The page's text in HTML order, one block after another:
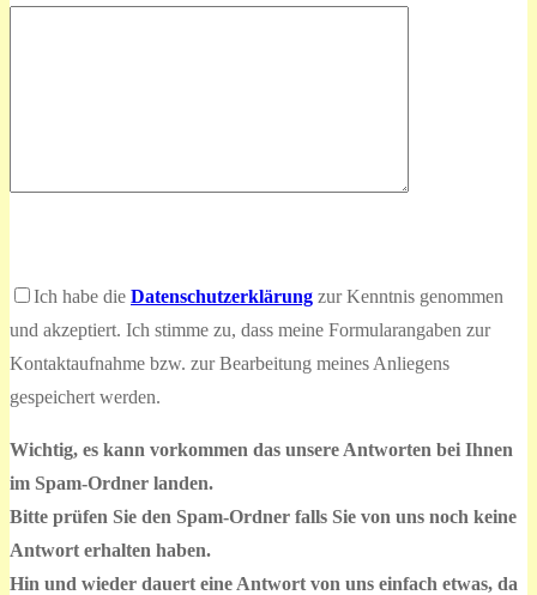
dieses
Feld
leer.
lasse
dieses
Feld
leer.
Ich habe die Datenschutzerklärung zur Kenntnis genommen
und akzeptiert. Ich stimme zu, dass meine Formularangaben zur
Kontaktaufnahme bzw. zur Bearbeitung meines Anliegens
gespeichert werden.
Wichtig, es kann vorkommen das unsere Antworten bei Ihnen
im Spam-Ordner landen.
Bitte prüfen Sie den Spam-Ordner falls Sie von uns noch keine
Antwort erhalten haben.
Hin und wieder dauert eine Antwort von uns einfach etwas, da